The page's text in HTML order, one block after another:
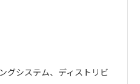
グシステム、ディストリビ